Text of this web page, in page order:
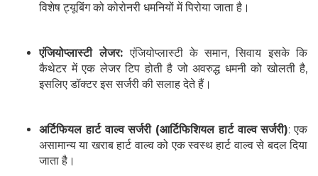
विशेष ट्यूबिंग को कोरोनरी धमनियों में पिरोया जाता है।
एंजियोप्लास्टी लेजर: एंजियोप्लास्टी के समान, सिवाय इसके कि
कैथेटर में एक लेजर टिप होती है जो अवरुद्ध धमनी को खोलती है,
इसलिए डॉक्टर इस सर्जरी की सलाह देते हैं।
अर्टिफियल हार्ट वाल्व सर्जरी (आर्टिफिशियल हार्ट वाल्व सर्जरी): एक
असामान्य या खराब हार्ट वाल्व को एक स्वस्थ हार्ट वाल्व से बदल दिया
जाता है।